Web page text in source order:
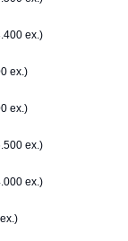
ex.)
ex.)
ex.)
ex.)
ex.)